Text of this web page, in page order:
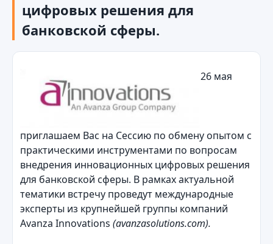
цифровых решения для
банковской сферы.
26 мая
приглашаем Вас на Сессию по обмену опытом с
практическими инструментами по вопросам
внедрения инновационных цифровых решения
для банковской сферы. В рамках актуальной
тематики встречу проведут международные
эксперты из крупнейшей группы компаний
Avanza Innovations (avanzasolutions.com).